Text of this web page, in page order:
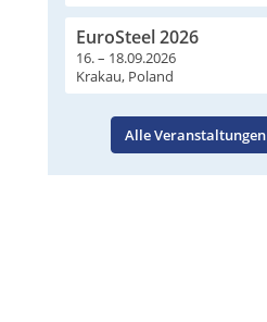
EuroSteel 2026
16. – 18.09.2026
Krakau, Poland
Alle Veranstaltungen